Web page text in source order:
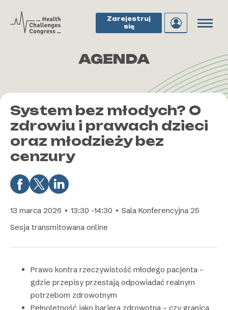
Zarejestruj
się
AGENDA
System bez młodych? O
zdrowiu i prawach dzieci
oraz młodzieży bez
cenzury
13 marca 2026 • 13:30 -14:30 • Sala Konferencyjna 25
Sesja transmitowana online
Prawo kontra rzeczywistość młodego pacjenta –
gdzie przepisy przestają odpowiadać realnym
potrzebom zdrowotnym
Pełnoletność jako bariera zdrowotna – czy granica